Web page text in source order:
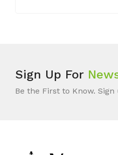
Sign Up For
Be the First to Know.